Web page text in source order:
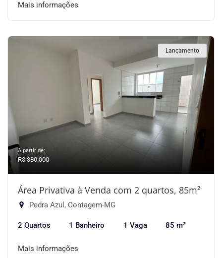
Mais informações
Lançamento
A partir de:
R$ 380.000
Área Privativa à Venda com 2 quartos, 85m²
Pedra Azul, Contagem-MG
2 Quartos 1 Banheiro 1 Vaga 85 m²
Mais informações